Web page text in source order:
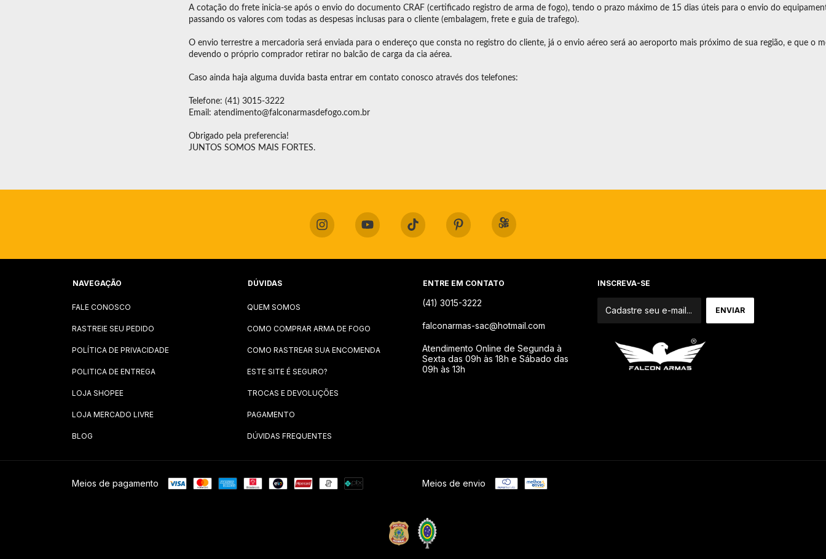
A cotação do frete inicia-se após o envio do documento CRAF (certificado registro de arma de fogo), tendo o prazo máximo de 15 dias úteis para o envio do
passando os valores com todas as despesas inclusas para o cliente (embalagem, frete e guia de trafego).
O envio terrestre a mercadoria será enviada para o endereço que consta no registro do cliente, já o envio aéreo será ao aeroporto mais próximo de sua região, e que o
devendo o próprio comprador retirar no balcão de carga da cia aérea.
Caso ainda haja alguma duvida basta entrar em contato conosco através dos telefones:
Telefone: (41) 3015-3222
Email: atendimento@falconarmasdefogo.com.br
Obrigado pela preferencia!
JUNTOS SOMOS MAIS FORTES.
NAVEGAÇÃO
FALE CONOSCO
RASTREIE SEU PEDIDO
POLÍTICA DE PRIVACIDADE
POLITICA DE ENTREGA
LOJA SHOPEE
LOJA MERCADO LIVRE
BLOG
DÚVIDAS
QUEM SOMOS
COMO COMPRAR ARMA DE FOGO
COMO RASTREAR SUA ENCOMENDA
ESTE SITE É SEGURO?
TROCAS E DEVOLUÇÕES
PAGAMENTO
DÚVIDAS FREQUENTES
ENTRE EM CONTATO
(41) 3015-3222
falconarmas-sac@hotmail.com
Atendimento Online de Segunda à
Sexta das 09h às 18h e Sábado das
09h às 13h
INSCREVA-SE
Meios de pagamento Meios de envio